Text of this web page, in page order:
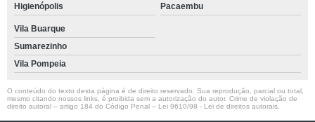
Higienópolis Pacaembu
Vila Buarque
Sumarezinho
Vila Pompeia
O conteúdo do texto desta página é de direito reservado. Sua reprodução, parcial ou total,
mesmo citando nossos links, é proibida sem a autorização do autor. Crime de violação de
direito autoral – artigo 184 do Código Penal – Lei 9610/98 - Lei de direitos autorais